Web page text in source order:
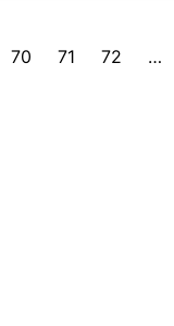
70 71 72 …